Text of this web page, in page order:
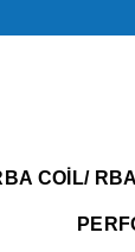
COIL/